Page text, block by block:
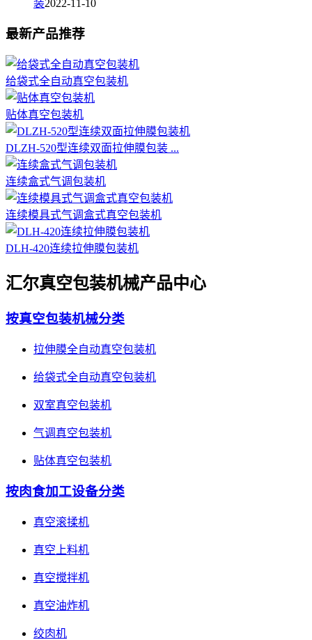
装2022-11-10
最新产品推荐
给袋式全自动真空包装机
贴体真空包装机
DLZH-520型连续双面拉伸膜包装 ...
连续盒式气调包装机
连续模具式气调盒式真空包装机
DLH-420连续拉伸膜包装机
汇尔真空包装机械产品中心
按真空包装机械分类
拉伸膜全自动真空包装机
给袋式全自动真空包装机
双室真空包装机
气调真空包装机
贴体真空包装机
按肉食加工设备分类
真空滚揉机
真空上料机
真空搅拌机
真空油炸机
绞肉机